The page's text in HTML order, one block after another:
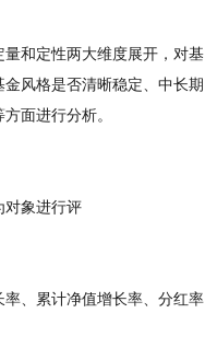
和定性两大维度展开，对基
风格是否清晰稳定、中长期
面进行分析。
对象进行评
、累计净值增长率、分红率